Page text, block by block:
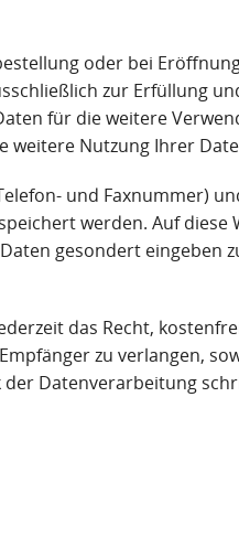
oder bei
zur Erfüllung
für die weitere
Nutzung Ihrer
und Faxnummer)
werden. Auf diese
gesondert eingeben
das Recht,
zu verlangen,
der Datenverarbeitung